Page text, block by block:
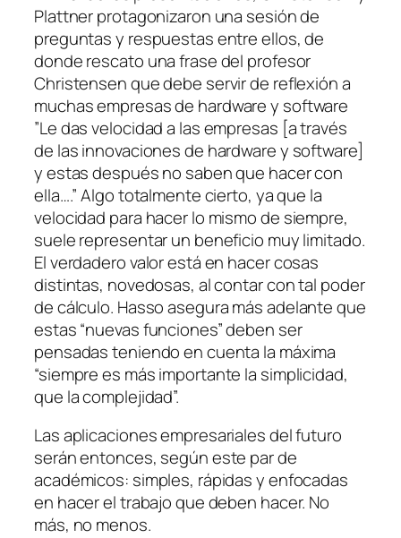
Plattner protagonizaron una sesión de
preguntas y respuestas entre ellos, de
donde rescato una frase del profesor
Christensen que debe servir de reflexión a
muchas empresas de hardware y software
”Le das velocidad a las empresas [a través
de las innovaciones de hardware y software]
y estas después no saben que hacer con
ella….” Algo totalmente cierto, ya que la
velocidad para hacer lo mismo de siempre,
suele representar un beneficio muy limitado.
El verdadero valor está en hacer cosas
distintas, novedosas, al contar con tal poder
de cálculo. Hasso asegura más adelante que
estas “nuevas funciones” deben ser
pensadas teniendo en cuenta la máxima
“siempre es más importante la simplicidad,
que la complejidad”.
Las aplicaciones empresariales del futuro
serán entonces, según este par de
académicos: simples, rápidas y enfocadas
en hacer el trabajo que deben hacer. No
más, no menos.